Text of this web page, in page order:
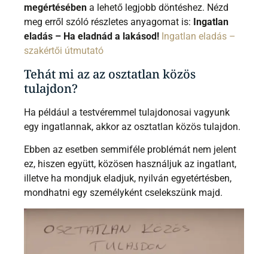
megértésében a lehető legjobb döntéshez. Nézd
meg erről szóló részletes anyagomat is: Ingatlan
eladás – Ha eladnád a lakásod! Ingatlan eladás –
szakértői útmutató
Tehát mi az az osztatlan közös
tulajdon?
Ha például a testvéremmel tulajdonosai vagyunk
egy ingatlannak, akkor az osztatlan közös tulajdon.
Ebben az esetben semmiféle problémát nem jelent
ez, hiszen együtt, közösen használjuk az ingatlant,
illetve ha mondjuk eladjuk, nyilván egyetértésben,
mondhatni egy személyként cselekszünk majd.